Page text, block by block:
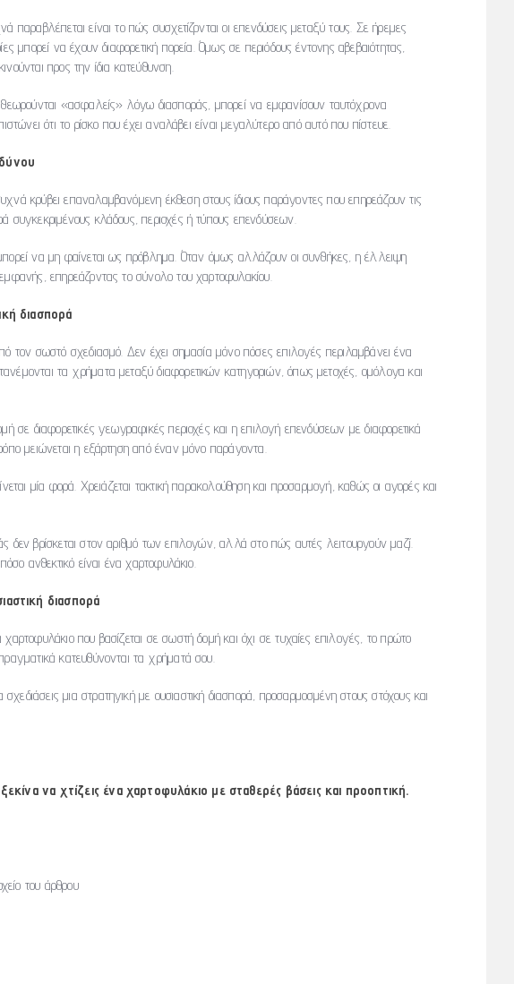
παραβλέπεται είναι το πώς συσχετίζονται οι επενδύσεις μεταξύ τους. Σε ήρεμες
μπορεί να έχουν διαφορετική πορεία. Όμως σε περιόδους έντονης αβεβαιότητας,
προς την ίδια κατεύθυνση.
θεωρούνται «ασφαλείς» λόγω διασποράς, μπορεί να εμφανίσουν ταυτόχρονα
ότι το ρίσκο που έχει αναλάβει είναι μεγαλύτερο από αυτό που πίστευε.
κρύβει επαναλαμβανόμενη έκθεση στους ίδιους παράγοντες που επηρεάζουν τις
συγκεκριμένους κλάδους, περιοχές ή τύπους επενδύσεων.
να μη φαίνεται ως πρόβλημα. Όταν όμως αλλάζουν οι συνθήκες, η έλλειψη
επηρεάζοντας το σύνολο του χαρτοφυλακίου.
διασπορά
τον σωστό σχεδιασμό. Δεν έχει σημασία μόνο πόσες επιλογές περιλαμβάνει ένα
τα χρήματα μεταξύ διαφορετικών κατηγοριών, όπως μετοχές, ομόλογα και
σε διαφορετικές γεωγραφικές περιοχές και η επιλογή επενδύσεων με διαφορετικά
μειώνεται η εξάρτηση από έναν μόνο παράγοντα.
μία φορά. Χρειάζεται τακτική παρακολούθηση και προσαρμογή, καθώς οι αγορές και
δεν βρίσκεται στον αριθμό των επιλογών, αλλά στο πώς αυτές λειτουργούν μαζί.
ανθεκτικό είναι ένα χαρτοφυλάκιο.
διασπορά
που βασίζεται σε σωστή δομή και όχι σε τυχαίες επιλογές, το πρώτο
κατευθύνονται τα χρήματά σου.
μια στρατηγική με ουσιαστική διασπορά, προσαρμοσμένη στους στόχους και
να χτίζεις ένα χαρτοφυλάκιο με σταθερές βάσεις και προοπτική.
του άρθρου